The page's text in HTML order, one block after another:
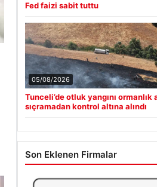
Fed faizi sabit tuttu
05/08/2026
Tunceli’de otluk yangını ormanlık
sıçramadan kontrol altına alındı
Son Eklenen Firmalar